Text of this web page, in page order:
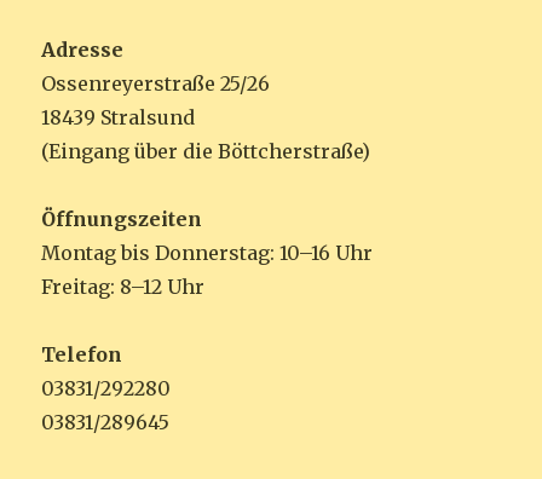
Adresse
Ossenreyerstraße 25/26
18439 Stralsund
(Eingang über die Böttcherstraße)
Öffnungszeiten
Montag bis Donnerstag: 10–16 Uhr
Freitag: 8–12 Uhr
Telefon
03831/292280
03831/289645